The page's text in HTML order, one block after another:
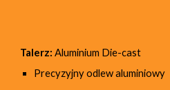
Talerz: Aluminium Die-cast
Precyzyjny odlew aluminiowy